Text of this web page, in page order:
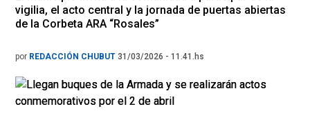
vigilia, el acto central y la jornada de puertas abiertas
de la Corbeta ARA “Rosales”
por REDACCIÓN CHUBUT 31/03/2026 - 11.41.hs